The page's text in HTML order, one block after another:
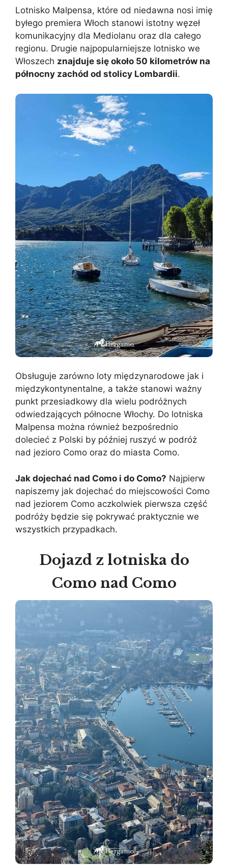
Lotnisko Malpensa, które od niedawna nosi imię
byłego premiera Włoch stanowi istotny węzeł
komunikacyjny dla Mediolanu oraz dla całego
regionu. Drugie najpopularniejsze lotnisko we
Włoszech znajduje się około 50 kilometrów na
północny zachód od stolicy Lombardii.
Obsługuje zarówno loty międzynarodowe jak i
międzykontynentalne, a także stanowi ważny
punkt przesiadkowy dla wielu podróżnych
odwiedzających północne Włochy. Do lotniska
Malpensa można również bezpośrednio
dolecieć z Polski by później ruszyć w podróż
nad jezioro Como oraz do miasta Como.
Jak dojechać nad Como i do Como? Najpierw
napiszemy jak dojechać do miejscowości Como
nad jeziorem Como aczkolwiek pierwsza część
podróży będzie się pokrywać praktycznie we
wszystkich przypadkach.
Dojazd z lotniska do
Como nad Como